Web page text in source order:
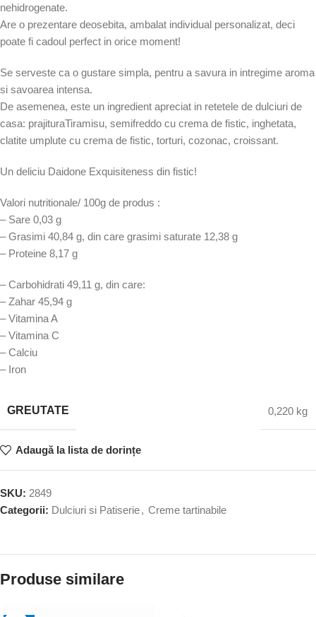
nehidrogenate.
Are o prezentare deosebita, ambalat individual personalizat, deci
poate fi cadoul perfect in orice moment!
Se serveste ca o gustare simpla, pentru a savura in intregime aroma
si savoarea intensa.
De asemenea, este un ingredient apreciat in retetele de dulciuri de
casa: prajituraTiramisu, semifreddo cu crema de fistic, inghetata,
clatite umplute cu crema de fistic, torturi, cozonac, croissant.
Un deliciu Daidone Exquisiteness din fistic!
Valori nutritionale/ 100g de produs :
– Sare 0,03 g
– Grasimi 40,84 g, din care grasimi saturate 12,38 g
– Proteine 8,17 g
– Carbohidrati 49,11 g, din care:
– Zahar 45,94 g
– Vitamina A
– Vitamina C
– Calciu
– Iron
GREUTATE 0,220 kg
Adaugă la lista de dorințe
SKU: 2849
Categorii: Dulciuri si Patiserie, Creme tartinabile
Produse similare